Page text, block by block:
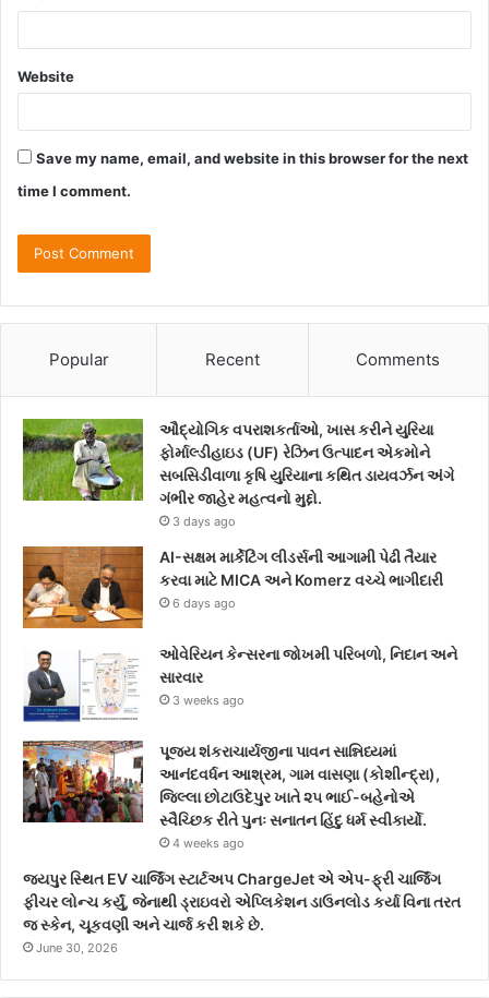
Website
Save my name, email, and website in this browser for the next
time I comment.
Popular Recent Comments
ઔદ્યોગિક વપરાશકર્તાઓ, ખાસ કરીને યુરિયા
ફોર્માલ્ડીહાઇડ (UF) રેઝિન ઉત્પાદન એકમોને
સબસિડીવાળા કૃષિ યુરિયાના કથિત ડાયવર્ઝન અંગે
ગંભીર જાહેર મહત્વનો મુદ્દો.
3 days ago
AI-સક્ષમ માર્કેટિંગ લીડર્સની આગામી પેઢી તૈયાર
કરવા માટે MICA અને Komerz વચ્ચે ભાગીદારી
6 days ago
ઓવેરિયન કેન્સરના જોખમી પરિબળો, નિદાન અને
સારવાર
3 weeks ago
પૂજ્ય શંકરાચાર્યજીના પાવન સાન્નિધ્યમાં
આનંદવર્ધન આશ્રમ, ગામ વાસણા (કોશીન્દ્રા),
જિલ્લા છોટાઉદેપુર ખાતે ૨૫ ભાઈ-બહેનોએ
સ્વૈચ્છિક રીતે પુનઃ સનાતન હિંદુ ધર્મ સ્વીકાર્યો.
4 weeks ago
જયપુર સ્થિત EV ચાર્જિંગ સ્ટાર્ટઅપ ChargeJet એ એપ-ફ્રી ચાર્જિંગ
ફીચર લોન્ચ કર્યું, જેનાથી ડ્રાઇવરો એપ્લિકેશન ડાઉનલોડ કર્યા વિના તરત
જ સ્કેન, ચૂકવણી અને ચાર્જ કરી શકે છે.
June 30, 2026